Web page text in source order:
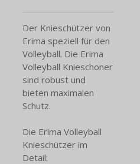
Der Knieschützer von
Erima speziell für den
Volleyball. Die Erima
Volleyball Knieschoner
sind robust und
bieten maximalen
Schutz.
Die Erima Volleyball
Knieschützer im
Detail: